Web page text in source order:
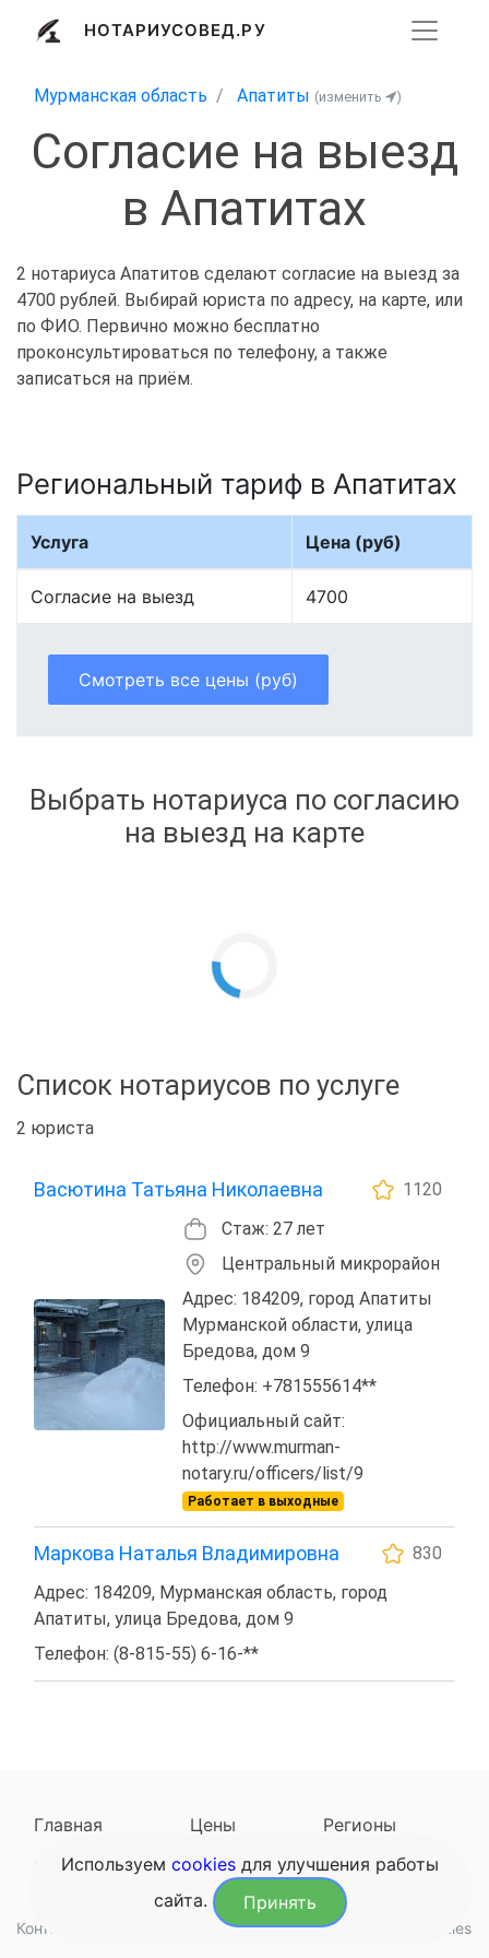
НОТАРИУСОВЕД.РУ
Мурманская область Апатиты (изменить )
Согласие на выезд
в Апатитах
2 нотариуса Апатитов сделают согласие на выезд за
4700 рублей. Выбирай юриста по адресу, на карте, или
по ФИО. Первично можно бесплатно
проконсультироваться по телефону, а также
записаться на приём.
Региональный тариф в Апатитах
Услуга Цена (руб)
Согласие на выезд 4700
Смотреть все цены (руб)
Выбрать нотариуса по согласию
на выезд на карте
Список нотариусов по услуге
2 юриста
Васютина Татьяна Николаевна
1120
Стаж: 27 лет
Центральный микрорайон
Адрес: 184209, город Апатиты
Мурманской области, улица
Бредова, дом 9
Телефон: +781555614**
Официальный сайт:
http://www.murman-
notary.ru/officers/list/9
Работает в выходные
Маркова Наталья Владимировна
830
Адрес: 184209, Мурманская область, город
Апатиты, улица Бредова, дом 9
Телефон: (8-815-55) 6-16-**
Главная Цены
Регионы
Наследодатели
Задать вопрос
Контакты Обработка данных Конфиденциальность Cookies
Используем cookies для улучшения работы
сайта.
Принять